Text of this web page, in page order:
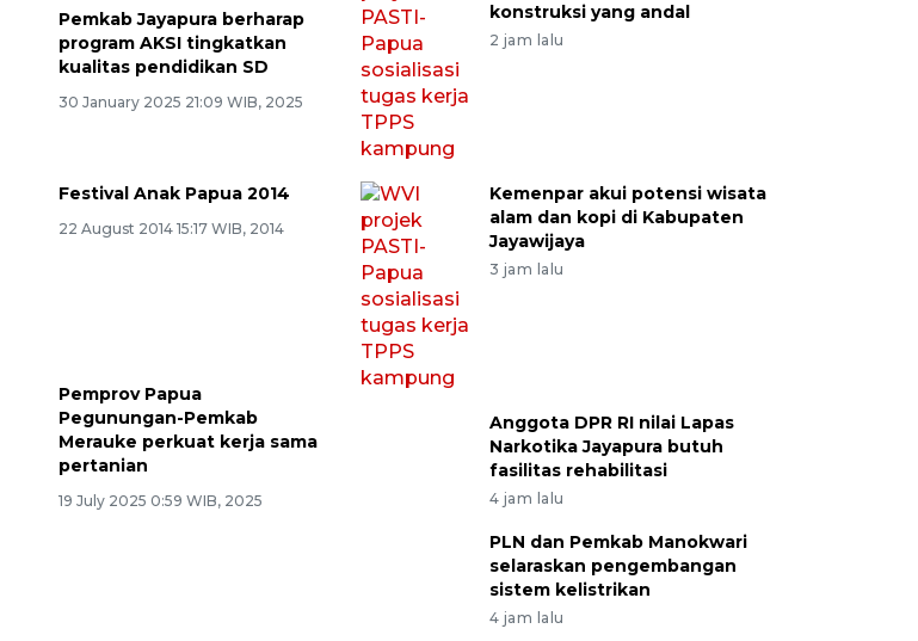
Pemkab Jayapura berharap
program AKSI tingkatkan
kualitas pendidikan SD
30 January 2025 21:09 WIB, 2025
Festival Anak Papua 2014
22 August 2014 15:17 WIB, 2014
Pemprov Papua
Pegunungan-Pemkab
Merauke perkuat kerja sama
pertanian
19 July 2025 0:59 WIB, 2025
konstruksi yang andal
2 jam lalu
Kemenpar akui potensi wisata
alam dan kopi di Kabupaten
Jayawijaya
3 jam lalu
Anggota DPR RI nilai Lapas
Narkotika Jayapura butuh
fasilitas rehabilitasi
4 jam lalu
PLN dan Pemkab Manokwari
selaraskan pengembangan
sistem kelistrikan
4 jam lalu